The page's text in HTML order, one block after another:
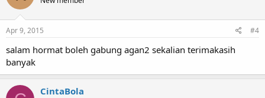
Apr 9, 2015 #4
salam hormat boleh gabung agan2 sekalian terimakasih
banyak
CintaBola